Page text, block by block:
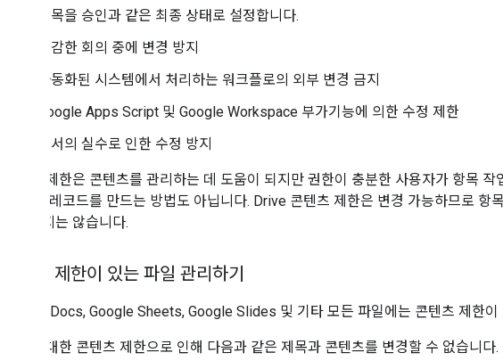
항목을 승인과 같은 최종 상태로 설정합니다.
민감한 회의 중에 변경 방지
자동화된 시스템에서 처리하는 워크플로의 외부 변경 금지
Google Apps Script 및 Google Workspace 부가기능에 의한 수정 제한
문서의 실수로 인한 수정 방지
콘텐츠 제한은 콘텐츠를 관리하는 데 도움이 되지만 권한이 충분한 사용자가 항목
한 불변 레코드를 만드는 방법도 아닙니다. Drive 콘텐츠 제한은 변경 가능하므로
보장하지는 않습니다.
콘텐츠 제한이 있는 파일 관리하기
Google Docs, Google Sheets, Google Slides 및 기타 모든 파일에는 콘텐츠 제한이
상품에 대한 콘텐츠 제한으로 인해 다음과 같은 제목과 콘텐츠를 변경할 수 없습니다.